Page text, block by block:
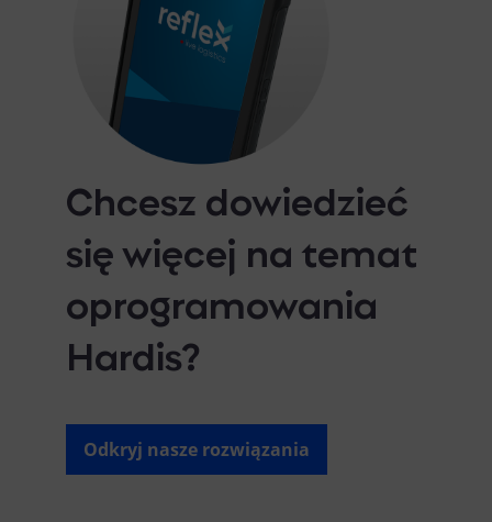
Chcesz dowiedzieć
się więcej na temat
oprogramowania
Hardis?
Odkryj nasze rozwiązania